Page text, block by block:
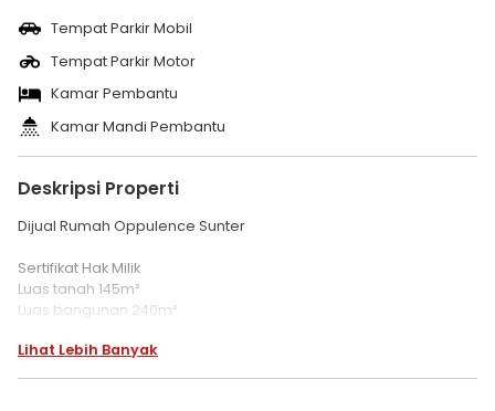
Tempat Parkir Mobil
Tempat Parkir Motor
Kamar Pembantu
Kamar Mandi Pembantu
Deskripsi Properti
Dijual Rumah Oppulence Sunter
Sertifikat Hak Milik
Luas tanah 145m²
Luas bangunan 240m²
Kamar tidur 5
Lihat Lebih Banyak